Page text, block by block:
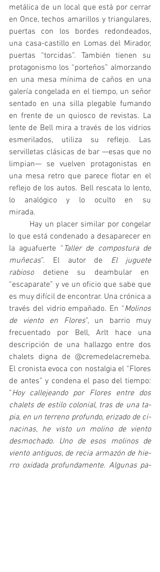
metálica de un local que está por cerrar
en Once, techos amarillos y triangulares,
puertas con los bordes redondeados,
una casa-castillo en Lomas del Mirador,
puertas “torcidas”. También tienen su
protagonismo los “porteños” almorzando
en una mesa mínima de caños en una
galería congelada en el tiempo, un señor
sentado en una silla plegable fumando
en frente de un quiosco de revistas. La
lente de Bell mira a través de los vidrios
esmerilados, utiliza su reflejo. Las
servilletas clásicas de bar —esas que no
limpian— se vuelven protagonistas en
una mesa retro que parece flotar en el
reflejo de los autos. Bell rescata lo lento,
lo analógico y lo oculto en su
mirada.
lo que está condenado a desaparecer en
la aguafuerte “ Taller de compostura de
muñecas”. El autor de El juguete
rabioso detiene su deambular en
“escaparate” y ve un oficio que sabe que
es muy difícil de encontrar. Una crónica a
través del vidrio empañado. En “Molinos
de viento en Flores”, un barrio muy
frecuentado por Bell, Arlt hace una
descripción de una hallazgo entre dos
chalets digna de @cremedelacremeba.
El cronista evoca con nostalgia el “Flores
de antes” y condena el paso del tiempo:
“Hoy callejeando por Flores en­tre dos
cha­lets de es­ti­lo co­lo­nial, tras de una ta­
pia, en un te­rre­no pro­fun­do, eri­za­do de ci­
na­ci­nas, he vis­to un mo­li­no de vien­to
des­mo­cha­do. Uno de esos mo­li­nos de
vien­to an­ti­guos, de re­cia ar­ma­zón de hie­
rro oxi­da­da pro­fun­da­men­te. Al­gu­nas pa­